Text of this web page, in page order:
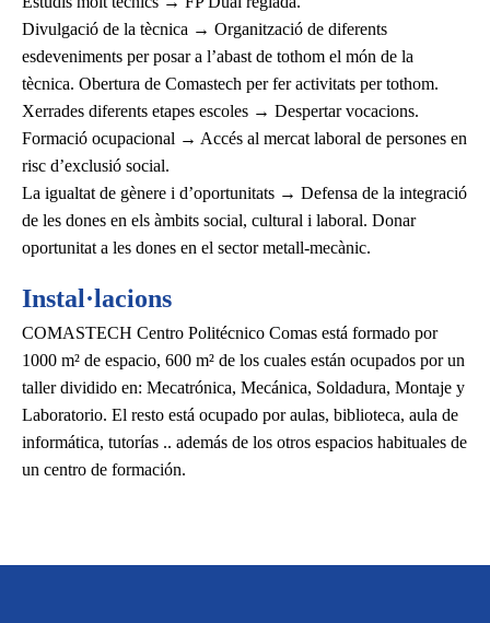
Divulgació de la tècnica → Organització de diferents
esdeveniments per posar a l’abast de tothom el món de la
tècnica. Obertura de Comastech per fer activitats per tothom.
Xerrades diferents etapes escoles → Despertar vocacions.
Formació ocupacional → Accés al mercat laboral de persones en
risc d’exclusió social.
La igualtat de gènere i d’oportunitats → Defensa de la integració
de les dones en els àmbits social, cultural i laboral. Donar
oportunitat a les dones en el sector metall-mecànic.
Instal·lacions
COMASTECH Centro Politécnico Comas está formado por
1000 m² de espacio, 600 m² de los cuales están ocupados por un
taller dividido en: Mecatrónica, Mecánica, Soldadura, Montaje y
Laboratorio. El resto está ocupado por aulas, biblioteca, aula de
informática, tutorías .. además de los otros espacios habituales de
un centro de formación.